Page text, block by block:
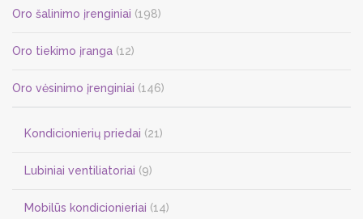
Oro šalinimo įrenginiai (198)
Oro tiekimo įranga (12)
Oro vėsinimo įrenginiai (146)
Kondicionierių priedai (21)
Lubiniai ventiliatoriai (9)
Mobilūs kondicionieriai (14)